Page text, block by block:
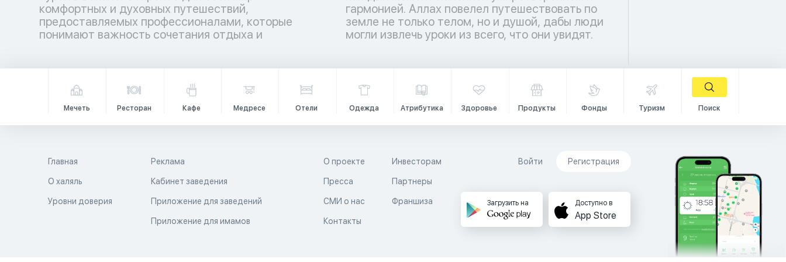
комфортных и духовных путешествий,
предоставляемых профессионалами, которые
понимают важность сочетания отдыха и
гармонией. Аллах повелел путешествовать по
земле не только телом, но и душой, дабы люди
могли извлечь уроки из всего, что они увидят.
Мечеть Ресторан Кафе Медресе Отели Одежда Атрибутика Здоровье Продукты Фонды Туризм Поиск
Главная
О халяль
Уровни доверия
Реклама
Кабинет заведения
Приложение для заведений
Приложение для имамов
О проекте
Пресса
СМИ о нас
Контакты
Инвесторам
Партнеры
Франшиза
Войти Регистрация
Загрузить на Доступно в
App Store